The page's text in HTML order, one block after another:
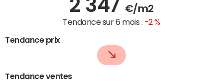
2 347 €/m2
Tendance sur 6 mois : -2 %
Tendance prix
Tendance ventes